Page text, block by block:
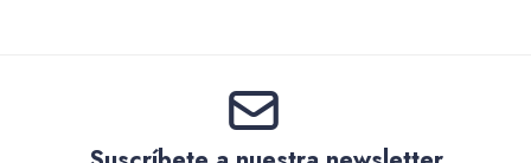
Accesorios de arte